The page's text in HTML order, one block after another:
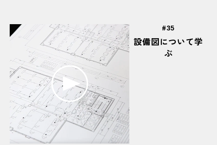
#インテリアコーディネーター
#薄く削る
#うまくできたときの達成感#梅田#裏技
#嬉しそう#ええ音＃Excel#エコキュート
#エコマイチャレンジ#エコラン部
#エスキス#x軸 #エンジン#美味しい
#大川沿い
#大阪北区中津まちづくりプロジェクト
#OCTWALKER#OCTは団体優勝も獲得！
#OCTフォトスタジオ(検図室)
#大西先生にアドバイスをもらう
#35
設備図について学
ぶ